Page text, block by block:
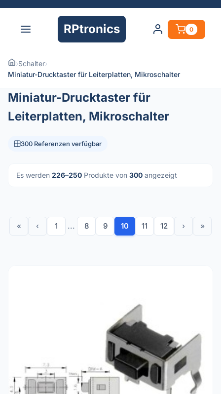
RPtronics 0
›Schalter›
Miniatur-Drucktaster für Leiterplatten, Mikroschalter
Miniatur-Drucktaster für
Leiterplatten, Mikroschalter
300 Referenzen verfügbar
Es werden 226–250 Produkte von 300 angezeigt
« ‹ 1 ... 8 9 10 11 12 › »